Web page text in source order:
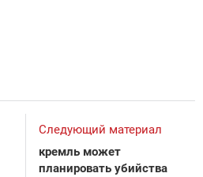
Следующий материал
кремль может
планировать убийства